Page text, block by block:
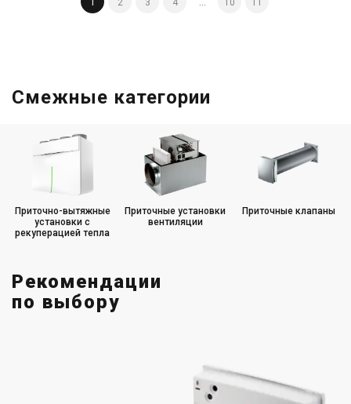
2 3 4 ... 10
Смежные категории
Приточно-вытяжные
установки с
рекуперацией тепла
Приточные установки
вентиляции
Приточные клапаны
Рекомендации
по выбору